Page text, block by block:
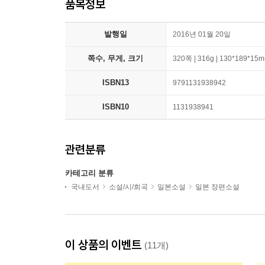
품목정보
발행일 2016년 01월 20일
쪽수, 무게, 크기 320쪽 | 316g |
ISBN13 9791131938942
ISBN10 1131938941
관련분류
카테고리 분류
국내도서 소설/시/희곡 일본소설 일본 장편소설
이 상품의 이벤트 (11개)